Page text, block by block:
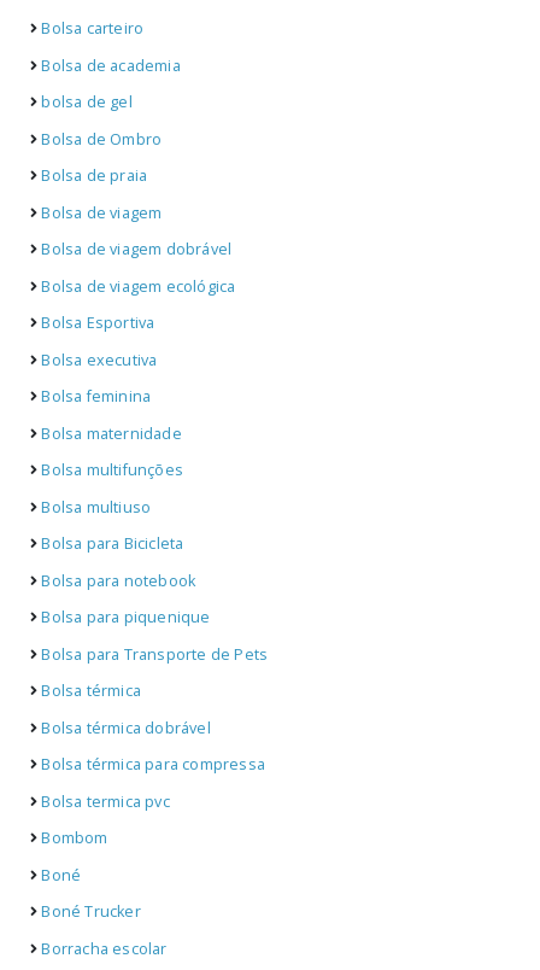
Bolsa carteiro
Bolsa de academia
bolsa de gel
Bolsa de Ombro
Bolsa de praia
Bolsa de viagem
Bolsa de viagem dobrável
Bolsa de viagem ecológica
Bolsa Esportiva
Bolsa executiva
Bolsa feminina
Bolsa maternidade
Bolsa multifunções
Bolsa multiuso
Bolsa para Bicicleta
Bolsa para notebook
Bolsa para piquenique
Bolsa para Transporte de Pets
Bolsa térmica
Bolsa térmica dobrável
Bolsa térmica para compressa
Bolsa termica pvc
Bombom
Boné
Boné Trucker
Borracha escolar